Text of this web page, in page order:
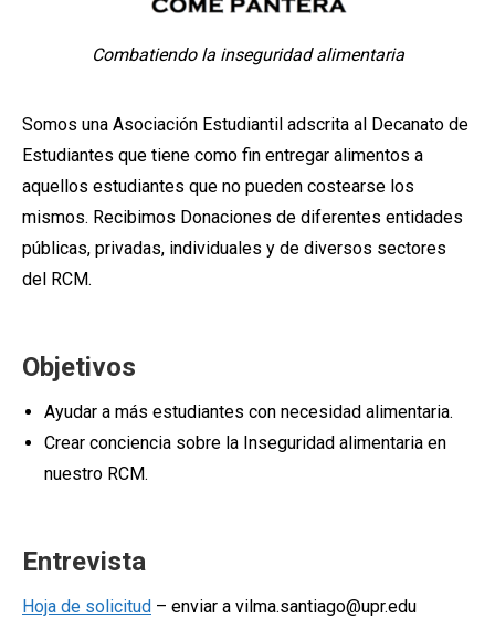
Combatiendo la inseguridad alimentaria
Somos una Asociación Estudiantil adscrita al Decanato de
Estudiantes que tiene como fin entregar alimentos a
aquellos estudiantes que no pueden costearse los
mismos. Recibimos Donaciones de diferentes entidades
públicas, privadas, individuales y de diversos sectores
del RCM.
Objetivos
Ayudar a más estudiantes con necesidad alimentaria.
Crear conciencia sobre la Inseguridad alimentaria en
nuestro RCM.
Entrevista
Hoja de solicitud – enviar a vilma.santiago@upr.edu